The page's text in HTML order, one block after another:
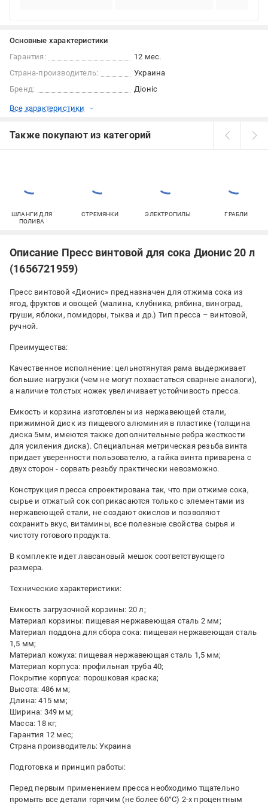
Основные характеристики
Гарантия:
12 мес.
Страна-производитель:
Украина
Бренд:
Діоніс
Все характеристики
Также покупают из категорий
ШЛАНГИ ДЛЯ
ПОЛИВА
СТРЕМЯНКИ ЭЛЕКТРОПИЛЫ ГРАБЛИ
Описание Пресс винтовой для сока Дионис 20 л
(1656721959)
Пресс винтовой «Дионис» предназначен для отжима сока из
ягод, фруктов и овощей (малина, клубника, рябина, виноград,
груши, яблоки, помидоры, тыква и др.) Тип пресса – винтовой,
ручной.
Преимущества:
Качественное исполнение: цельнотянутая рама выдерживает
большие нагрузки (чем не могут похвастаться сварные аналоги),
а наличие толстых ножек увеличивает устойчивость пресса.
Емкость и корзина изготовлены из нержавеющей стали,
прижимной диск из пищевого алюминия в пластике (толщина
диска 5мм, имеются также дополнительные ребра жесткости
для усиления диска). Специальная метрическая резьба винта
придает уверенности пользователю, а гайка винта приварена с
двух сторон - сорвать резьбу практически невозможно.
Конструкция пресса спроектирована так, что при отжиме сока,
сырье и отжатый сок соприкасаются только с элементами из
нержавеющей стали, не создают окислов и позволяют
сохранить вкус, витамины, все полезные свойства сырья и
чистоту готового продукта.
В комплекте идет лавсановый мешок соответствующего
размера.
Технические характеристики:
Емкость загрузочной корзины: 20 л;
Материал корзины: пищевая нержавеющая сталь 2 мм;
Материал поддона для сбора сока: пищевая нержавеющая сталь
1,5 мм;
Материал кожуха: пищевая нержавеющая сталь 1,5 мм;
Материал корпуса: профильная труба 40;
Покрытие корпуса: порошковая краска;
Высота: 486 мм;
Длина: 415 мм;
Ширина: 349 мм;
Масса: 18 кг;
Гарантия 12 мес;
Страна производитель: Украина
Подготовка и принцип работы:
Перед первым применением пресса необходимо тщательно
промыть все детали горячим (не более 60°С) 2-х процентным